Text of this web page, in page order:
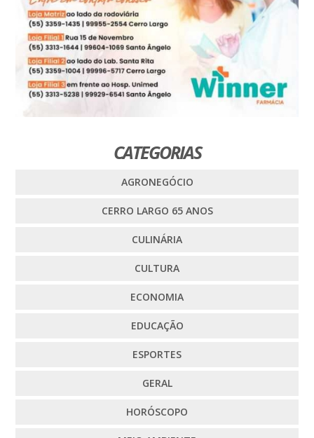
CATEGORIAS
AGRONEGÓCIO
CERRO LARGO 65 ANOS
CULINÁRIA
CULTURA
ECONOMIA
EDUCAÇÃO
ESPORTES
GERAL
HORÓSCOPO